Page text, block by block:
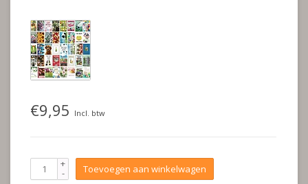
€9,95 Incl. btw
+
- Toevoegen aan winkelwagen